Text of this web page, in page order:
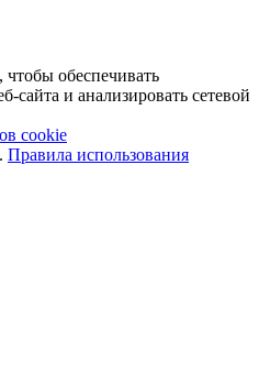
обеспечивать
сайта и анализировать сетевой
cookie
Правила использования